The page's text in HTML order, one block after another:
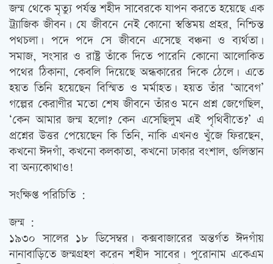
জন্ম থেকে মৃত্যু পর্যন্ত শহীদ সাবেরকে যাপন করতে হয়েছে এক
ট্র্যাজিক জীবন। যে জীবনে নেই কোনো স্বস্তিময় প্রহর, নিশ্চিন্ত
পথচলা। পদে পদে সে জীবনে এসেছে বঞ্চনা ও ব্যর্থতা।
সমাজ, সংসার ও রাষ্ট্র তাঁকে দিতে পারেনি কোনো আলোকিত
পথের ঠিকানা, কেবলি দিয়েছে অন্ধকারের দিকে ঠেলে। এতে
হয়ত তিনি হয়েছেন বিস্মিত ও মর্মাহত। হয়ত তাঁর ‘আবেগ’
গল্পের কেরাণীর মতো শেষ জীবনে তাঁরও মনে প্রশ্ন জেগেছিল,
‘কেন আমার জন্ম হলো? কেন এসেছিলুম এই পৃথিবীতে?’ এ
প্রশ্নের উত্তর পেয়েছেন কি তিনি, নাকি এখনও খুঁজে ফিরছেন,
কখনো ঈদগাঁ, কখনো কলকাতা, কখনো ঢাকার বংশাল, গুলিস্তান
বা অন্যকোথাও!
সংক্ষিপ্ত পরিচিতি :
জন্ম :
১৯৩০ সালের ১৮ ডিসেম্বর। কক্সবাজারের অন্তর্গত ঈদগাঁয়
নানাবাড়িতে জন্মগ্রহণ করেন শহীদ সাবের। পুরোনাম একেএম